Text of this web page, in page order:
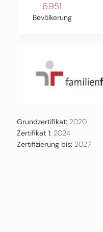
6.951
Bevölkerung
Grundzertifikat: 2020
Zertifikat 1: 2024
Zertifizierung bis: 2027